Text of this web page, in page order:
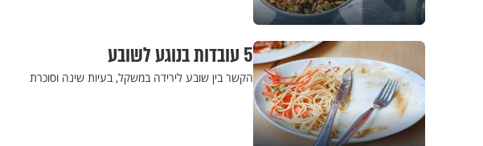
5 עובדות בנוגע לשובע
הקשר בין שובע לירידה במשקל, בעיות שינה וסוכרת